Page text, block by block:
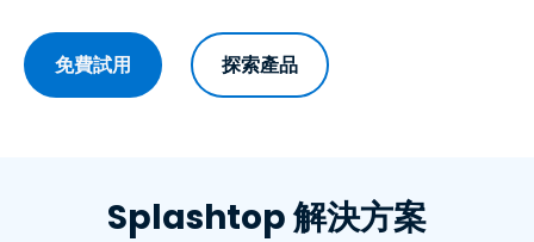
免費試用 探索產品
Splashtop 解決方案